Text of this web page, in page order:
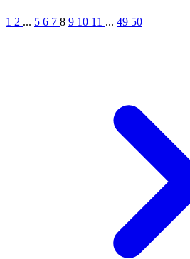
1 2 ... 5 6 7 8 9 10 11 ... 49 50